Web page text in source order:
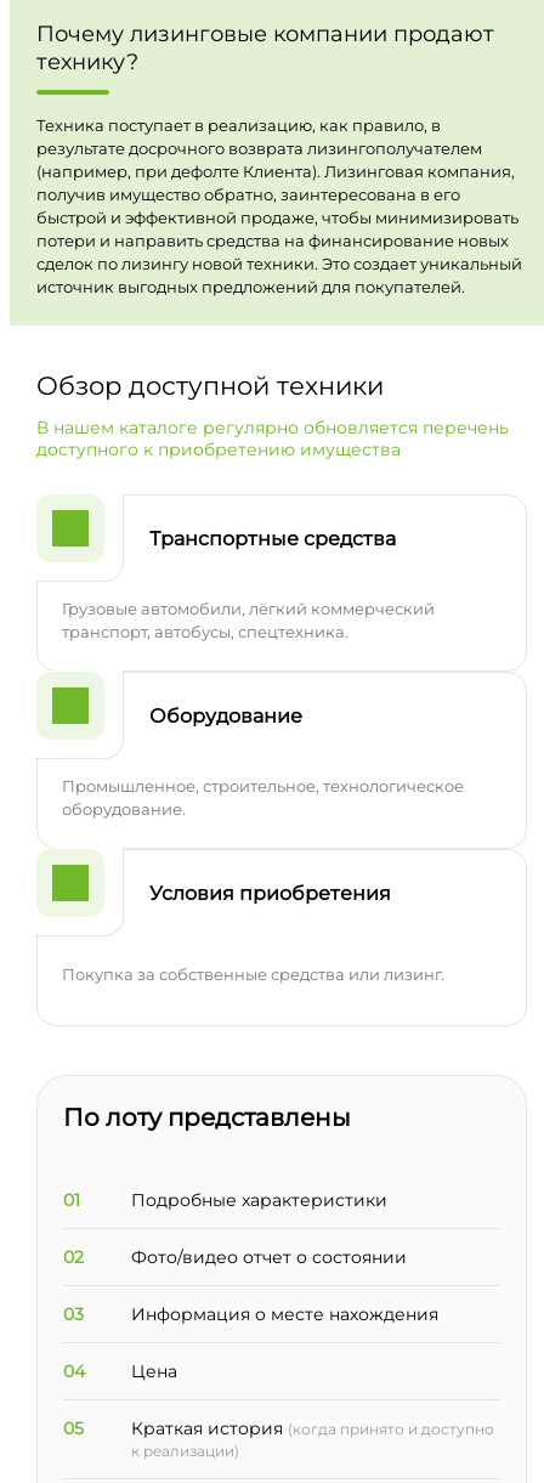
Почему лизинговые компании продают
технику?
Техника поступает в реализацию, как правило, в
результате досрочного возврата лизингополучателем
(например, при дефолте Клиента). Лизинговая компания,
получив имущество обратно, заинтересована в его
быстрой и эффективной продаже, чтобы минимизировать
потери и направить средства на финансирование новых
сделок по лизингу новой техники. Это создает уникальный
источник выгодных предложений для покупателей.
Обзор доступной техники
В нашем каталоге регулярно обновляется перечень
доступного к приобретению имущества
Транспортные средства
Грузовые автомобили, лёгкий коммерческий
транспорт, автобусы, спецтехника.
Оборудование
Промышленное, строительное, технологическое
оборудование.
Условия приобретения
Покупка за собственные средства или лизинг.
По лоту представлены
01 Подробные характеристики
02 Фото/видео отчет о состоянии
03 Информация о месте нахождения
04 Цена
05 Краткая история (когда принято и доступно
к реализации)